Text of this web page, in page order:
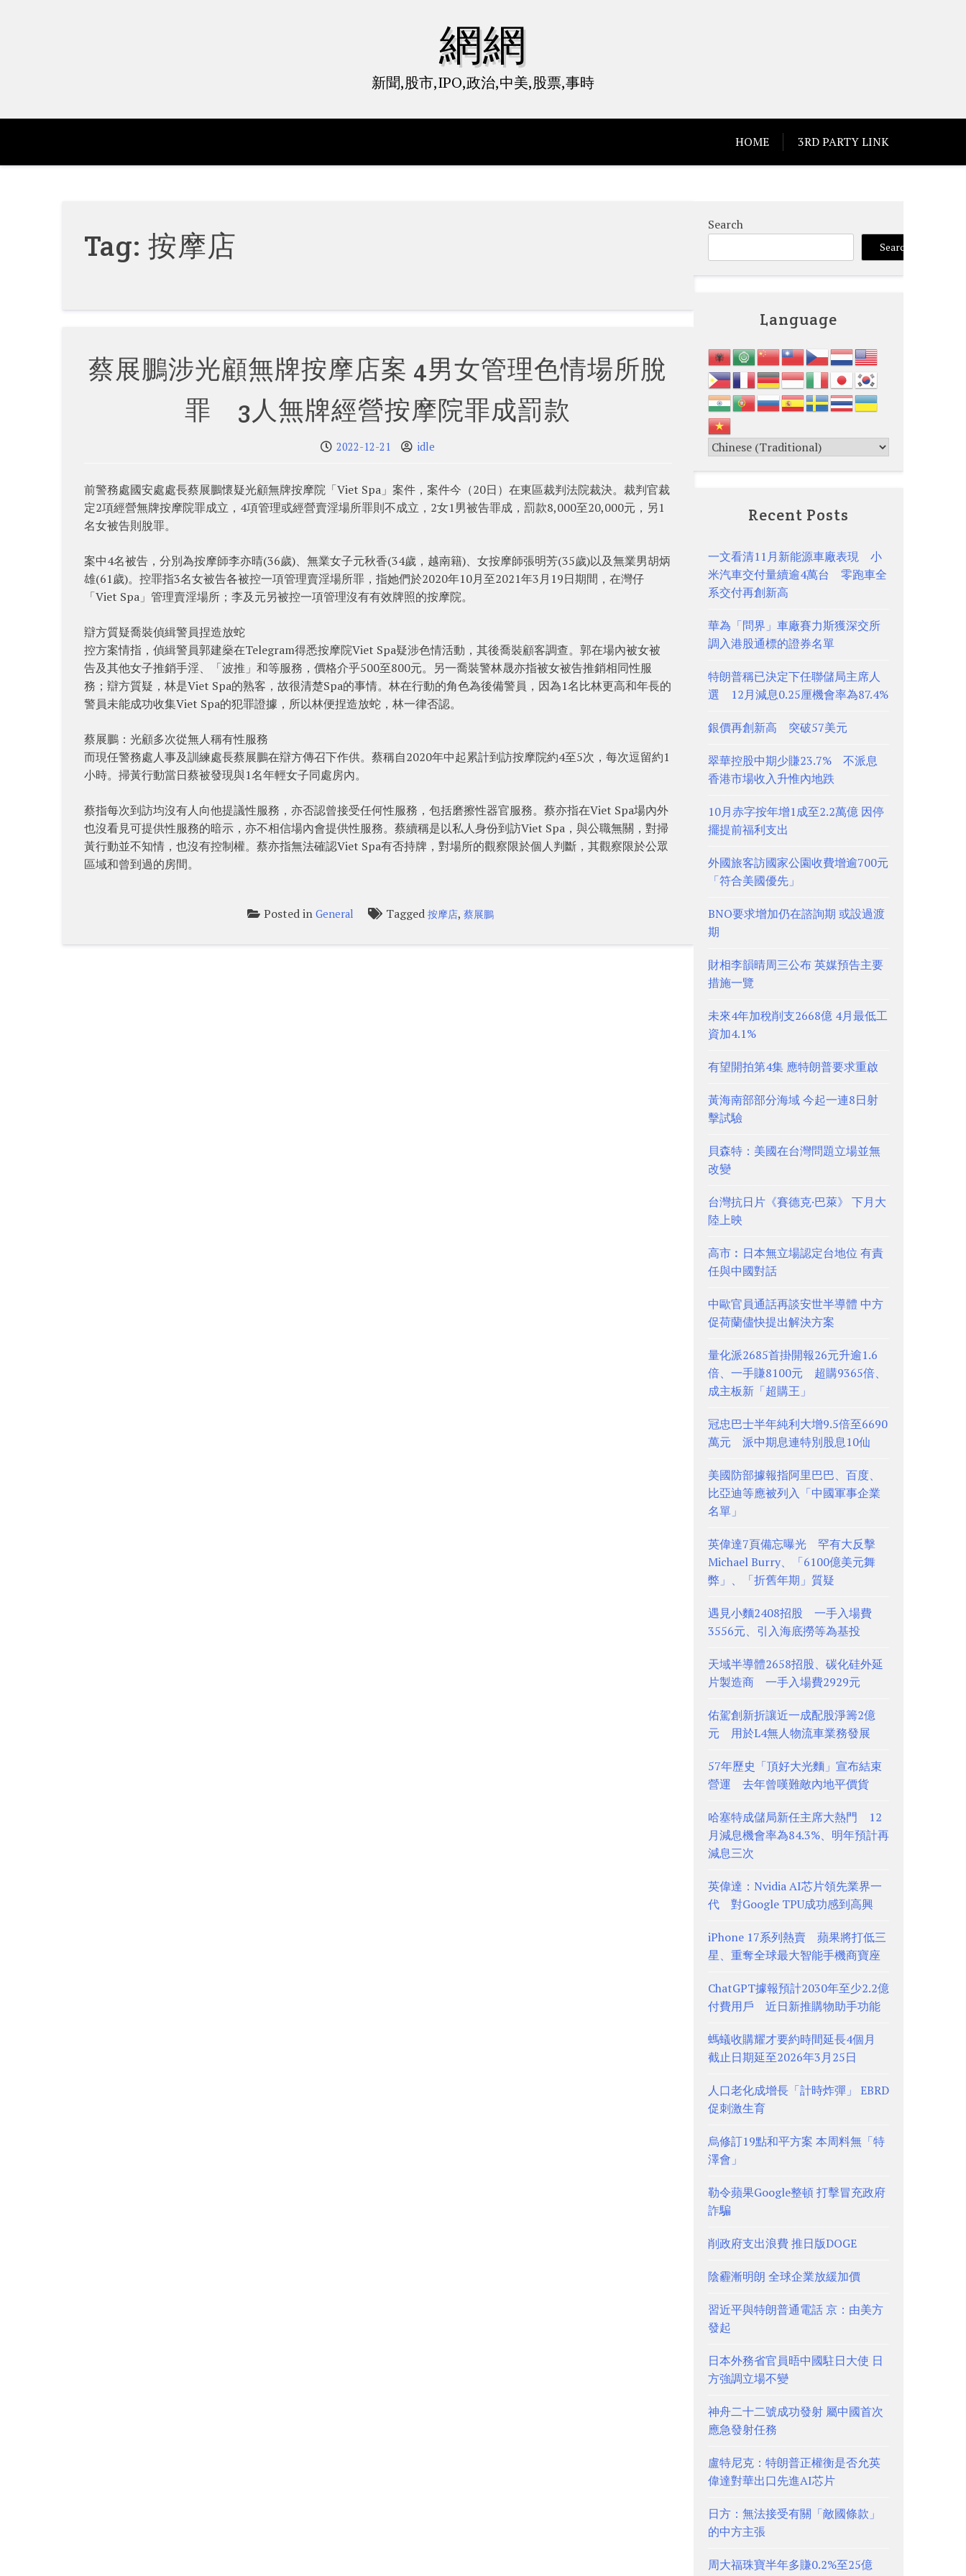
網網
新聞,股市,IPO,政治,中美,股票,事時
HOME 3RD PARTY LINK
Tag: 按摩店
蔡展鵬涉光顧無牌按摩店案 4男女管理色情場所脫
罪 3人無牌經營按摩院罪成罰款
2022-12-21 idle
前警務處國安處處長蔡展鵬懷疑光顧無牌按摩院「Viet Spa」案件，案件今（20日）在東區裁判法院裁決。裁判官裁
定2項經營無牌按摩院罪成立，4項管理或經營賣淫場所罪則不成立，2女1男被告罪成，罰款8,000至20,000元，另1
名女被告則脫罪。
案中4名被告，分別為按摩師李亦晴(36歲)、無業女子元秋香(34歲，越南籍)、女按摩師張明芳(35歲)以及無業男胡炳
雄(61歲)。控罪指3名女被告各被控一項管理賣淫場所罪，指她們於2020年10月至2021年3月19日期間，在灣仔
「Viet Spa」管理賣淫場所；李及元另被控一項管理沒有有效牌照的按摩院。
辯方質疑喬裝偵緝警員捏造放蛇
控方案情指，偵緝警員郭建燊在Telegram得悉按摩院Viet Spa疑涉色情活動，其後喬裝顧客調查。郭在場內被女被
告及其他女子推銷手淫、「波推」和等服務，價格介乎500至800元。另一喬裝警林晟亦指被女被告推銷相同性服
務；辯方質疑，林是Viet Spa的熟客，故很清楚Spa的事情。林在行動的角色為後備警員，因為1名比林更高和年長的
警員未能成功收集Viet Spa的犯罪證據，所以林便捏造放蛇，林一律否認。
蔡展鵬：光顧多次從無人稱有性服務
而現任警務處人事及訓練處長蔡展鵬在辯方傳召下作供。蔡稱自2020年中起累計到訪按摩院約4至5次，每次逗留約1
小時。掃黃行動當日蔡被發現與1名年輕女子同處房內。
蔡指每次到訪均沒有人向他提議性服務，亦否認曾接受任何性服務，包括磨擦性器官服務。蔡亦指在Viet Spa場內外
也沒看見可提供性服務的暗示，亦不相信場內會提供性服務。蔡續稱是以私人身份到訪Viet Spa，與公職無關，對掃
黃行動並不知情，也沒有控制權。蔡亦指無法確認Viet Spa有否持牌，對場所的觀察限於個人判斷，其觀察限於公眾
區域和曾到過的房間。
Posted inGeneral Tagged按摩店,蔡展鵬
Search
Search
Language
Recent Posts
一文看清11月新能源車廠表現 小
米汽車交付量續逾4萬台 零跑車全
系交付再創新高
華為「問界」車廠賽力斯獲深交所
調入港股通標的證券名單
特朗普稱已決定下任聯儲局主席人
選 12月減息0.25厘機會率為87.4%
銀價再創新高 突破57美元
翠華控股中期少賺23.7% 不派息
香港市場收入升惟內地跌
10月赤字按年增1成至2.2萬億 因停
擺提前福利支出
外國旅客訪國家公園收費增逾700元
「符合美國優先」
BNO要求增加仍在諮詢期 或設過渡
期
財相李韻晴周三公布 英媒預告主要
措施一覽
未來4年加稅削支2668億 4月最低工
資加4.1%
有望開拍第4集 應特朗普要求重啟
黃海南部部分海域 今起一連8日射
擊試驗
貝森特：美國在台灣問題立場並無
改變
台灣抗日片《賽德克·巴萊》 下月大
陸上映
高市︰日本無立場認定台地位 有責
任與中國對話
中歐官員通話再談安世半導體 中方
促荷蘭儘快提出解決方案
量化派2685首掛開報26元升逾1.6
倍、一手賺8100元 超購9365倍、
成主板新「超購王」
冠忠巴士半年純利大增9.5倍至6690
萬元 派中期息連特別股息10仙
美國防部據報指阿里巴巴、百度、
比亞迪等應被列入「中國軍事企業
名單」
英偉達7頁備忘曝光 罕有大反擊
Michael Burry、「6100億美元舞
弊」、「折舊年期」質疑
遇見小麵2408招股 一手入場費
3556元、引入海底撈等為基投
天域半導體2658招股、碳化硅外延
片製造商 一手入場費2929元
佑駕創新折讓近一成配股淨籌2億
元 用於L4無人物流車業務發展
57年歷史「頂好大光麵」宣布結束
營運 去年曾嘆難敵內地平價貨
哈塞特成儲局新任主席大熱門 12
月減息機會率為84.3%、明年預計再
減息三次
英偉達：Nvidia AI芯片領先業界一
代 對Google TPU成功感到高興
iPhone 17系列熱賣 蘋果將打低三
星、重奪全球最大智能手機商寶座
ChatGPT據報預計2030年至少2.2億
付費用戶 近日新推購物助手功能
螞蟻收購耀才要約時間延長4個月
截止日期延至2026年3月25日
人口老化成增長「計時炸彈」 EBRD
促刺激生育
烏修訂19點和平方案 本周料無「特
澤會」
勒令蘋果Google整頓 打擊冒充政府
詐騙
削政府支出浪費 推日版DOGE
陰霾漸明朗 全球企業放緩加價
習近平與特朗普通電話 京：由美方
發起
日本外務省官員晤中國駐日大使 日
方強調立場不變
神舟二十二號成功發射 屬中國首次
應急發射任務
盧特尼克：特朗普正權衡是否允英
偉達對華出口先進AI芯片
日方：無法接受有關「敵國條款」
的中方主張
周大福珠寶半年多賺0.2%至25億